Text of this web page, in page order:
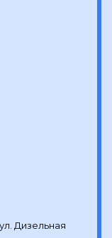
Дизельная